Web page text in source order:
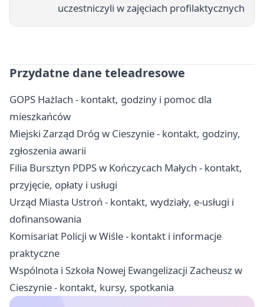
uczestniczyli w zajęciach profilaktycznych
Przydatne dane teleadresowe
GOPS Hażlach - kontakt, godziny i pomoc dla
mieszkańców
Miejski Zarząd Dróg w Cieszynie - kontakt, godziny,
zgłoszenia awarii
Filia Bursztyn PDPS w Kończycach Małych - kontakt,
przyjęcie, opłaty i usługi
Urząd Miasta Ustroń - kontakt, wydziały, e-usługi i
dofinansowania
Komisariat Policji w Wiśle - kontakt i informacje
praktyczne
Wspólnota i Szkoła Nowej Ewangelizacji Zacheusz w
Cieszynie - kontakt, kursy, spotkania